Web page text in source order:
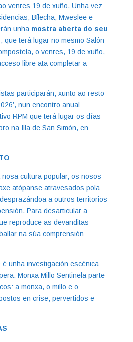
venres 19 de xuño. Unha vez
Bflecha, Mwëslee e
unha mostra aberta do seu
, que terá lugar no mesmo Salón
o venres, 19 de xuño,
libre ata completar a
participarán, xunto ao resto
nun encontro anual
RPM que terá lugar os días
na Illa de San Simón, en
cultura popular, os nosos
atópanse atravesados pola
a outros territorios
Para desarticular a
reproduce as devanditas
na súa comprensión
é unha investigación escénica
Monxa Millo Sentinela parte
a monxa, o millo e o
en crise, pervertidos e